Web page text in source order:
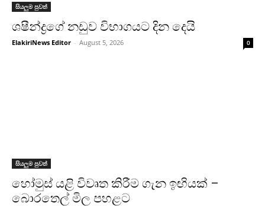
සියලුම පුවත්
ශෂීන්ද්‍රගේ නඩුව විභාගයට දින දෙයි
ElakiriNews Editor - August 5, 2026 0
සියලුම පුවත්
හෝමුස් යළි විවෘත කිරීම ගැන ඉඟියක් –
බොරතෙල් මිල පහළට